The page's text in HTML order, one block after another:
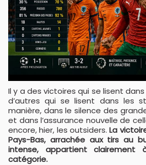
Il y a des victoires qui se lisent dans un score. Et il y en a
d’autres qui se lisent dans les
manière, dans le silence des
et dans l’assurance nouvelle de
encore, hier, les outsiders.La
Pays-Bas, arrachée aux tirs au
intense, appartient clairement
catégorie.